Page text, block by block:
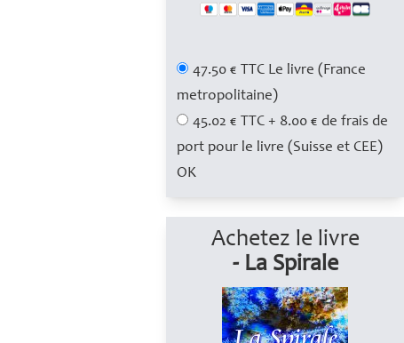
47.50 € TTC Le livre (France
metropolitaine)
45.02 € TTC + 8.00 € de frais de
port pour le livre (Suisse et CEE)
Achetez le livre
- La Spirale